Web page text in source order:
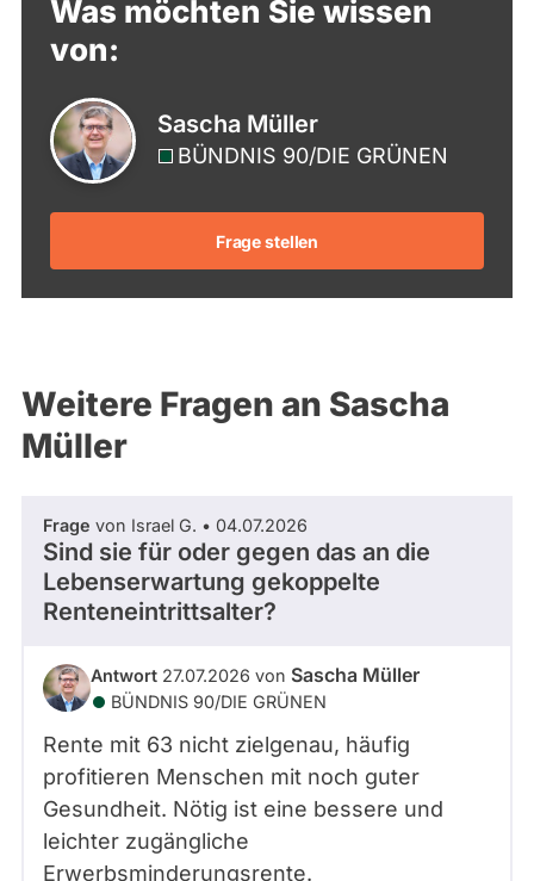
Was möchten Sie wissen
von:
Sascha Müller
BÜNDNIS 90/­DIE GRÜNEN
Frage stellen
Weitere Fragen an Sascha
Müller
Frage von Israel G. • 04.07.2026
Sind sie für oder gegen das an die
Lebenserwartung gekoppelte
Renteneintrittsalter?
Antwort 27.07.2026 von Sascha Müller
BÜNDNIS 90/­DIE GRÜNEN
Rente mit 63 nicht zielgenau, häufig
profitieren Menschen mit noch guter
Gesundheit. Nötig ist eine bessere und
leichter zugängliche
Erwerbsminderungsrente.